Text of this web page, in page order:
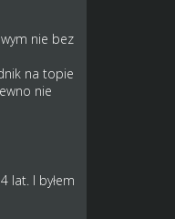
nie bez
na topie
nie
lat. I byłem